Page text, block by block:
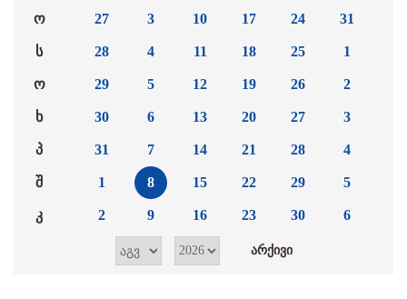
ო
ს
ო
ხ
პ
შ
კ
27
28
29
30
31
1
2
3
4
5
6
7
8
9
10
11
12
13
14
15
16
17
18
19
20
21
22
23
24
25
26
27
28
29
30
31
1
2
3
4
5
6